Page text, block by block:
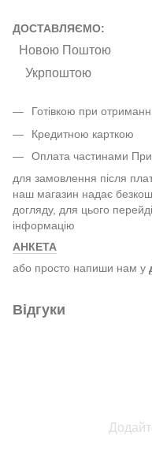
ДОСТАВЛЯЄМО:
Новою Поштою
Укрпоштою
Готівкою при
Кредитною карткою
Оплата частинами
для замовлення після
наш магазин надає
догляду, для цього
інформацію
АНКЕТА
або просто напиши нам у
Відгуки